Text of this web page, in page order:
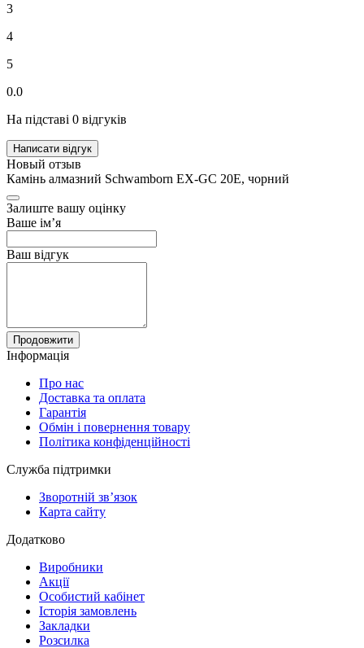
3
4
5
0.0
На підставі 0 відгуків
Написати відгук
Новый отзыв
Камінь алмазний Schwamborn EX-GC 20E, чорний
Залиште вашу оцінку
Ваше ім’я
Ваш відгук
Продовжити
Інформація
Про нас
Доставка та оплата
Гарантія
Обмін і повернення товару
Політика конфіденційності
Служба підтримки
Зворотній зв’язок
Карта сайту
Додатково
Виробники
Акції
Особистий кабінет
Історія замовлень
Закладки
Розсилка